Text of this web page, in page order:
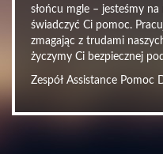
słońcu mgle – jesteśmy
świadczyć Ci pomoc.
zmagając z trudami
życzymy Ci bezpiecznej
Zespół Assistance Pomoc